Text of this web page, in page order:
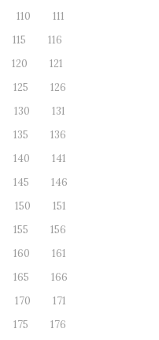
110
111
115
116
120
121
125
126
130
131
135
136
140
141
145
146
150
151
155
156
160
161
165
166
170
171
175
176